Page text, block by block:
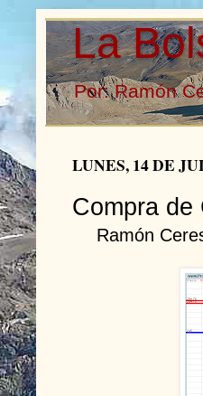
La
Por: Ramón
LUNES, 14 DE
Compra de
Ramón